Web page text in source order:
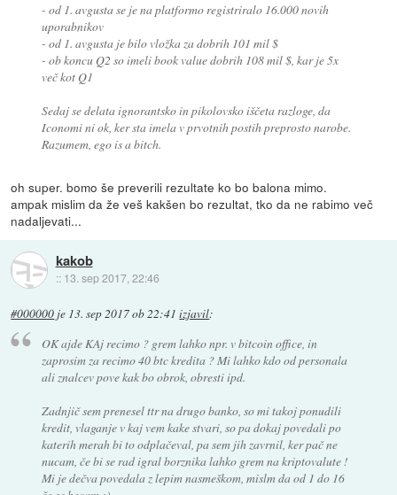
- od 1. avgusta se je na platformo registriralo 16.000 novih
uporabnikov
- od 1. avgusta je bilo vložka za dobrih 101 mil $
- ob koncu Q2 so imeli book value dobrih 108 mil $, kar je 5x
več kot Q1
Sedaj se delata ignorantsko in pikolovsko iščeta razloge, da
Iconomi ni ok, ker sta imela v prvotnih postih preprosto narobe.
Razumem, ego is a bitch.
oh super. bomo še preverili rezultate ko bo balona mimo.
ampak mislim da že veš kakšen bo rezultat, tko da ne rabimo več
nadaljevati...
kakob
:: 13. sep 2017, 22:46
#000000 je 13. sep 2017 ob 22:41 izjavil:
OK ajde KAj recimo ? grem lahko npr. v bitcoin office, in
zaprosim za recimo 40 btc kredita ? Mi lahko kdo od personala
ali znalcev pove kak bo obrok, obresti ipd.
Zadnjič sem prenesel ttr na drugo banko, so mi takoj ponudili
kredit, vlaganje v kaj vem kake stvari, so pa dokaj povedali po
katerih merah bi to odplačeval, pa sem jih zavrnil, ker pač ne
nucam, če bi se rad igral borznika lahko grem na kriptovalute !
Mi je dečva povedala z lepim nasmeškom, mislm da od 1 do 16